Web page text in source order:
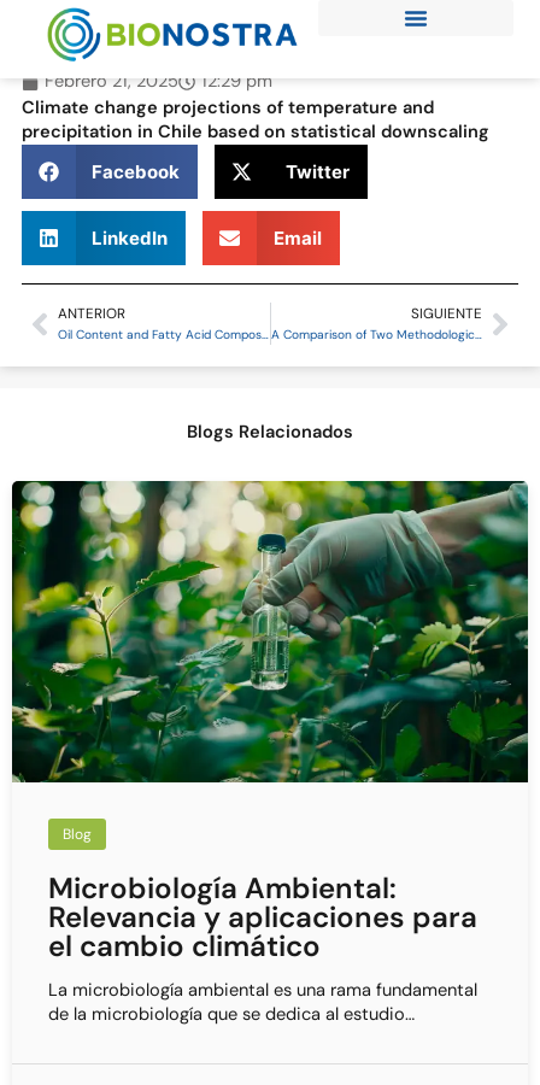
Febrero 21, 2025
12:29 pm
Climate change projections of temperature and
precipitation in Chile based on statistical downscaling
Facebook
Twitter
LinkedIn Email
Prev
ANTERIOR
Oil Content and Fatty Acid Composition in Castor Bean Naturalized Accessions under Mediterranean Conditions in Chile
SIGUIENTE
A Comparison of Two Methodological Approaches for Determining Castor Bean Suitability in Chile
Blogs Relacionados
Blog
Microbiología Ambiental:
Relevancia y aplicaciones para
el cambio climático
La microbiología ambiental es una rama fundamental
de la microbiología que se dedica al estudio…